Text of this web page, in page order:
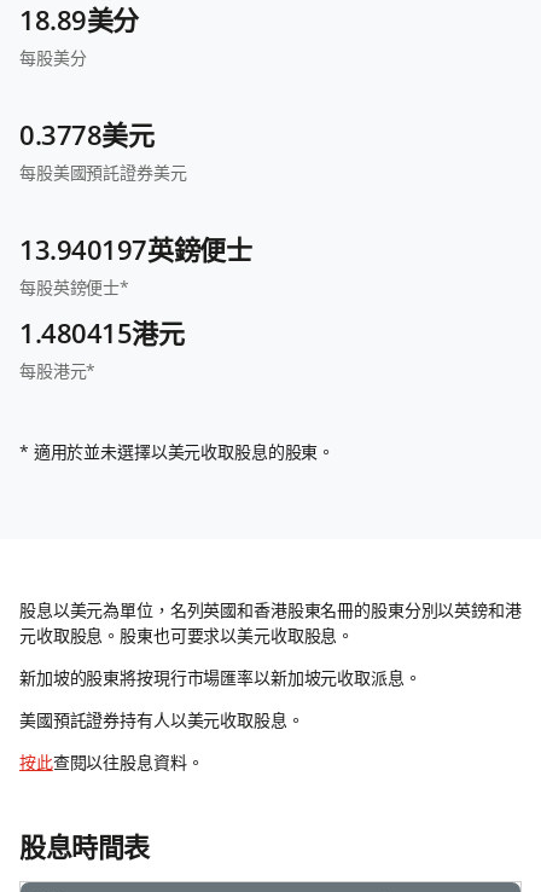
18.89美分
每股美分
0.3778美元
每股美國預託證券美元
13.940197英鎊便士
每股英鎊便士*
1.480415港元
每股港元*
* 適用於並未選擇以美元收取股息的股東。
股息以美元為單位，名列英國和香港股東名冊的股東分別以英鎊和港
元收取股息。股東也可要求以美元收取股息。
新加坡的股東將按現行市場匯率以新加坡元收取派息。
美國預託證券持有人以美元收取股息。
按此查閱以往股息資料。
股息時間表